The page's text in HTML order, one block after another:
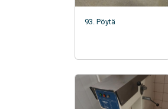
93. Pöytä